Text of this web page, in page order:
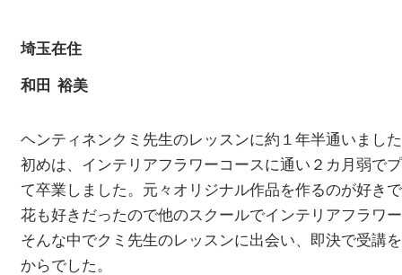
埼玉在住
和田 裕美
ヘンティネンクミ先生のレッスンに約１年半通いまし
初めは、インテリアフラワーコースに通い２カ月弱で
て卒業しました。元々オリジナル作品を作るのが好き
花も好きだったので他のスクールでインテリアフラワ
そんな中でクミ先生のレッスンに出会い、即決で受講
からでした。